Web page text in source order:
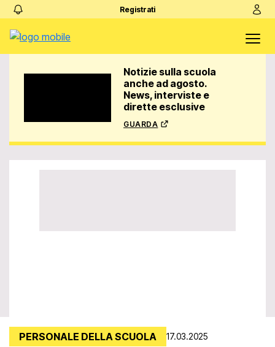
Registrati
Notizie sulla scuola
anche ad agosto.
News, interviste e
dirette esclusive
guarda
PERSONALE DELLA SCUOLA 17.03.2025